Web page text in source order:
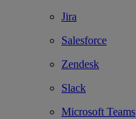
Jira
Salesforce
Zendesk
Slack
Microsoft Teams